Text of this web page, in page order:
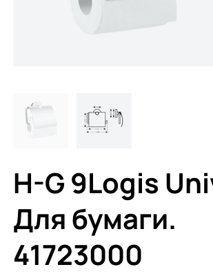
H-G 9Logis
Для бумаги.
41723000